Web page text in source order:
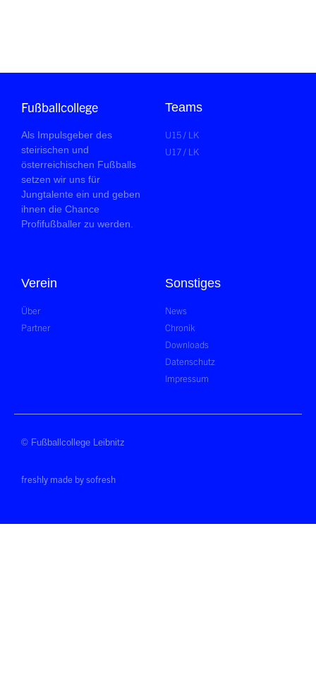
Fußballcollege
Als Impulsgeber des
steirischen und
österreichischen Fußballs
setzen wir uns für
Jungtalente ein und geben
ihnen die Chance
Profifußballer zu werden.
Teams
U15 / LK
U17 / LK
Verein
Über
Partner
Sonstiges
News
Chronik
Downloads
Datenschutz
Impressum
© Fußballcollege Leibnitz
freshly made by sofresh